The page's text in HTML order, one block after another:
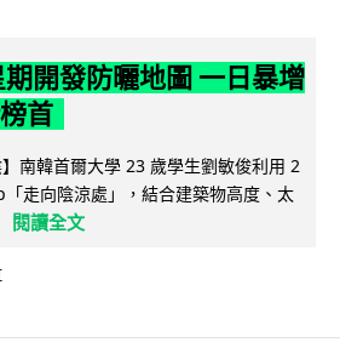
開發防曬地圖 一日暴增
首
】南韓首爾大學 23 歲學生劉敏俊利用 2
走向陰涼處」，結合建築物高度、太
閱讀全文